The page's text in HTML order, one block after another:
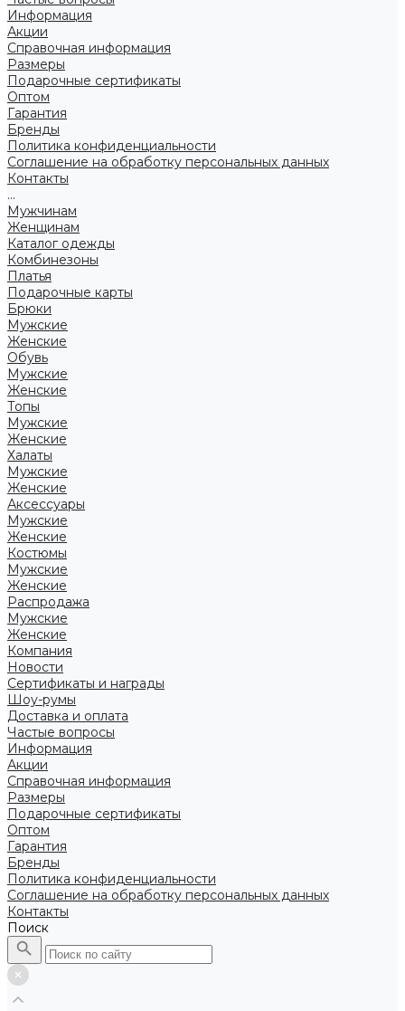
Информация
Акции
Справочная информация
Размеры
Подарочные сертификаты
Оптом
Гарантия
Бренды
Политика конфиденциальности
Соглашение на обработку персональных данных
Контакты
...
Мужчинам
Женщинам
Каталог одежды
Комбинезоны
Платья
Подарочные карты
Брюки
Мужские
Женские
Обувь
Мужские
Женские
Топы
Мужские
Женские
Халаты
Мужские
Женские
Аксессуары
Мужские
Женские
Костюмы
Мужские
Женские
Распродажа
Мужские
Женские
Компания
Новости
Сертификаты и награды
Шоу-румы
Доставка и оплата
Частые вопросы
Информация
Акции
Справочная информация
Размеры
Подарочные сертификаты
Оптом
Гарантия
Бренды
Политика конфиденциальности
Соглашение на обработку персональных данных
Контакты
Поиск